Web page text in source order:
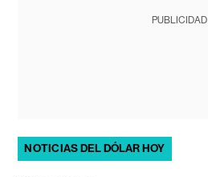
PUBLICIDAD
NOTICIAS DEL DÓLAR HOY